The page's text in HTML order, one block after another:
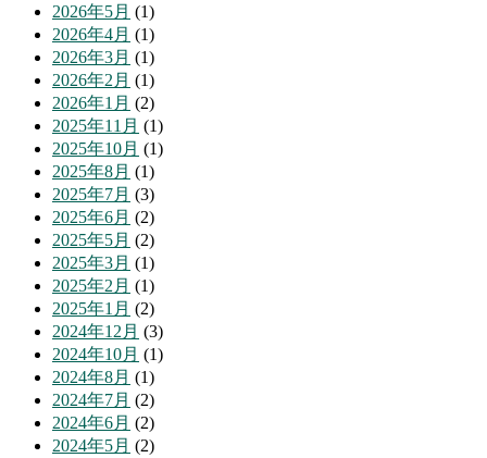
2026年5月 (1)
2026年4月 (1)
2026年3月 (1)
2026年2月 (1)
2026年1月 (2)
2025年11月 (1)
2025年10月 (1)
2025年8月 (1)
2025年7月 (3)
2025年6月 (2)
2025年5月 (2)
2025年3月 (1)
2025年2月 (1)
2025年1月 (2)
2024年12月 (3)
2024年10月 (1)
2024年8月 (1)
2024年7月 (2)
2024年6月 (2)
2024年5月 (2)